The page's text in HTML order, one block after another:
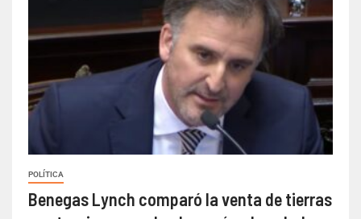
POLÍTICA
Benegas Lynch comparó la venta de tierras